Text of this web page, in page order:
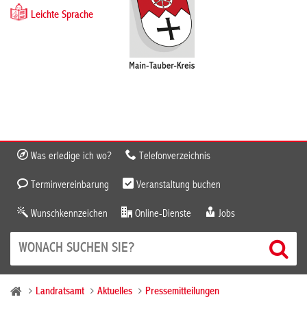
Leichte Sprache
Was erledige ich wo? Telefonverzeichnis
Terminvereinbarung Veranstaltung buchen
Wunschkennzeichen Online-Dienste Jobs
Landratsamt Aktuelles Pressemitteilungen